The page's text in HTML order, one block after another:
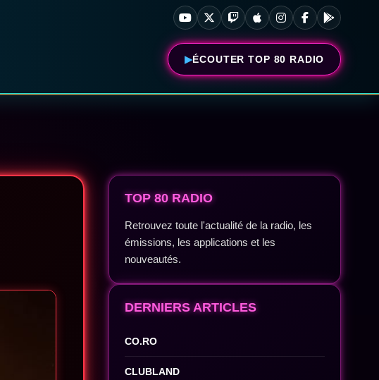
ÉCOUTER TOP 80 RADIO
TOP 80 RADIO
Retrouvez toute l'actualité de la radio, les
émissions, les applications et les
nouveautés.
DERNIERS ARTICLES
CO.RO
CLUBLAND